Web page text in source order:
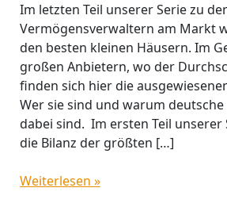
Im letzten Teil unserer Serie zu
Vermögensverwaltern am Markt
den besten kleinen Häusern. Im
großen Anbietern, wo der
finden sich hier die
Wer sie sind und warum
dabei sind. Im ersten Teil unserer
die Bilanz der größten […]
Weiterlesen »